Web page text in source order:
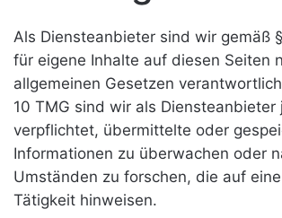
Als Diensteanbieter sind wir gemäß
für eigene Inhalte auf diesen Seiten
allgemeinen Gesetzen
10 TMG sind wir als Diensteanbieter
verpflichtet, übermittelte oder
Informationen zu überwachen oder
Umständen zu forschen, die auf
Tätigkeit hinweisen.